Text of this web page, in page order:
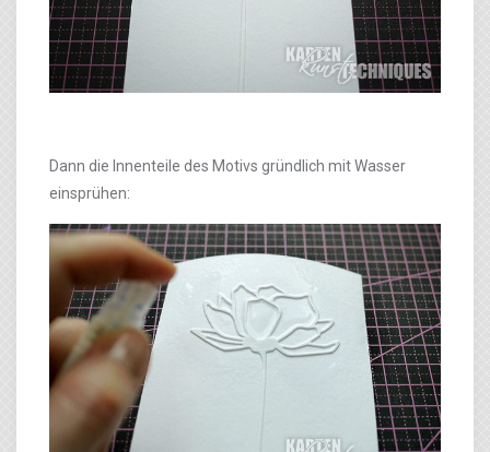
Dann die Innenteile des Motivs gründlich mit Wasser
einsprühen: